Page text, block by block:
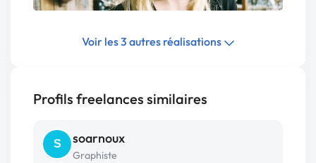
Voir les 3 autres réalisations
Profils freelances similaires
S soarnoux
Graphiste